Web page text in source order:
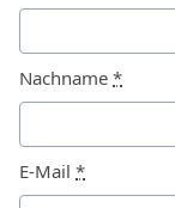
Nachname *
E-Mail *